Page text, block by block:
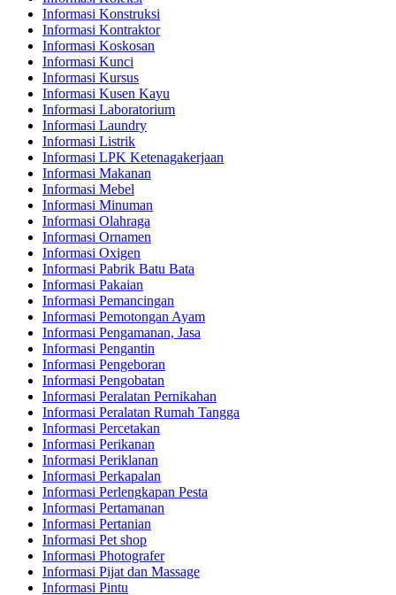
Informasi Konstruksi
Informasi Kontraktor
Informasi Koskosan
Informasi Kunci
Informasi Kursus
Informasi Kusen Kayu
Informasi Laboratorium
Informasi Laundry
Informasi Listrik
Informasi LPK Ketenagakerjaan
Informasi Makanan
Informasi Mebel
Informasi Minuman
Informasi Olahraga
Informasi Ornamen
Informasi Oxigen
Informasi Pabrik Batu Bata
Informasi Pakaian
Informasi Pemancingan
Informasi Pemotongan Ayam
Informasi Pengamanan, Jasa
Informasi Pengantin
Informasi Pengeboran
Informasi Pengobatan
Informasi Peralatan Pernikahan
Informasi Peralatan Rumah Tangga
Informasi Percetakan
Informasi Perikanan
Informasi Periklanan
Informasi Perkapalan
Informasi Perlengkapan Pesta
Informasi Pertamanan
Informasi Pertanian
Informasi Pet shop
Informasi Photografer
Informasi Pijat dan Massage
Informasi Pintu